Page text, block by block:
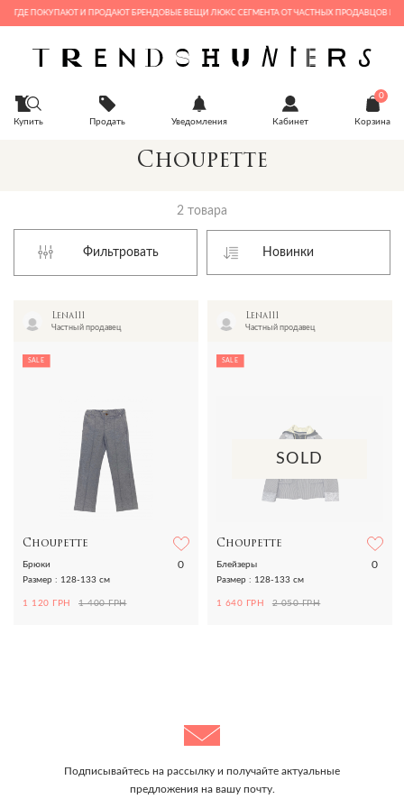
ГДЕ ПОКУПАЮТ И ПРОДАЮТ БРЕНДОВЫЕ ВЕЩИ ЛЮКС СЕГМЕНТА ОТ ЧАСТНЫХ ПРОДАВЦОВ И
Купить Продать Уведомления Кабинет
0
Корзина
Choupette
2 товара
Фильтровать
Lena111
Частный продавец
SALE
Choupette
0
Брюки
Размер : 128-133 см
1 120 ГРН 1 400 ГРН
Lena111
Частный продавец
SALE
SOLD
Choupette
0
Блейзеры
Размер : 128-133 см
1 640 ГРН 2 050 ГРН
Подписывайтесь на рассылку и получайте актуальные
предложения на вашу почту.